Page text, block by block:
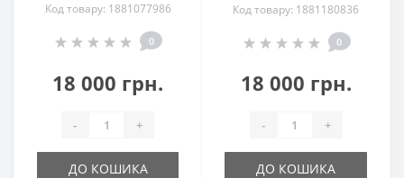
Код товару: 1881077986
0
18 000 грн.
- +
ДО КОШИКА
Код товару: 1881180836
0
18 000 грн.
- +
ДО КОШИКА